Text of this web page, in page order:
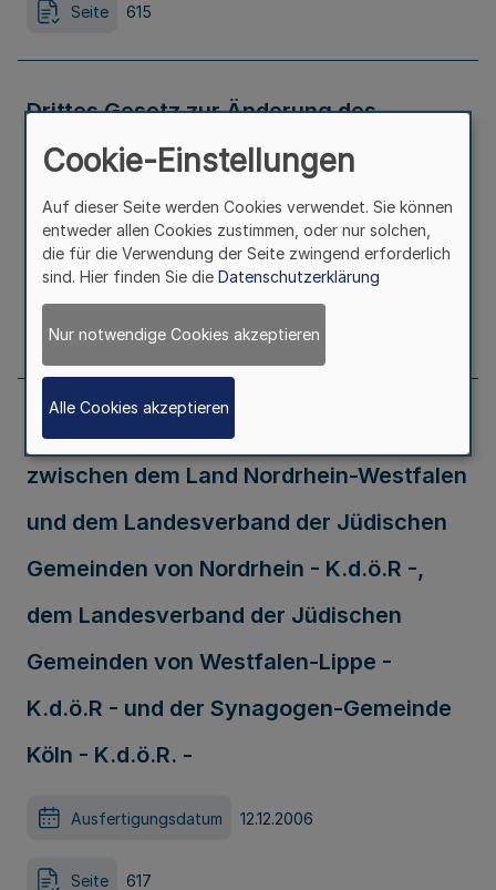
Seite 615
Drittes Gesetz zur Änderung des
Wohnungsbauförderungsgesetzes
(WBFG)
Ausfertigungsdatum 12.12.2006
Seite 616
Gesetz zu dem Dritten Änderungsvertrag
zwischen dem Land Nordrhein-Westfalen
und dem Landesverband der Jüdischen
Gemeinden von Nordrhein - K.d.ö.R -,
dem Landesverband der Jüdischen
Gemeinden von Westfalen-Lippe -
K.d.ö.R - und der Synagogen-Gemeinde
Köln - K.d.ö.R. -
Ausfertigungsdatum 12.12.2006
Seite 617
Cookie-Einstellungen
Auf dieser Seite werden Cookies verwendet. Sie können
entweder allen Cookies zustimmen, oder nur solchen,
die für die Verwendung der Seite zwingend erforderlich
sind. Hier finden Sie die Datenschutzerklärung
Nur notwendige Cookies akzeptieren
Alle Cookies akzeptieren